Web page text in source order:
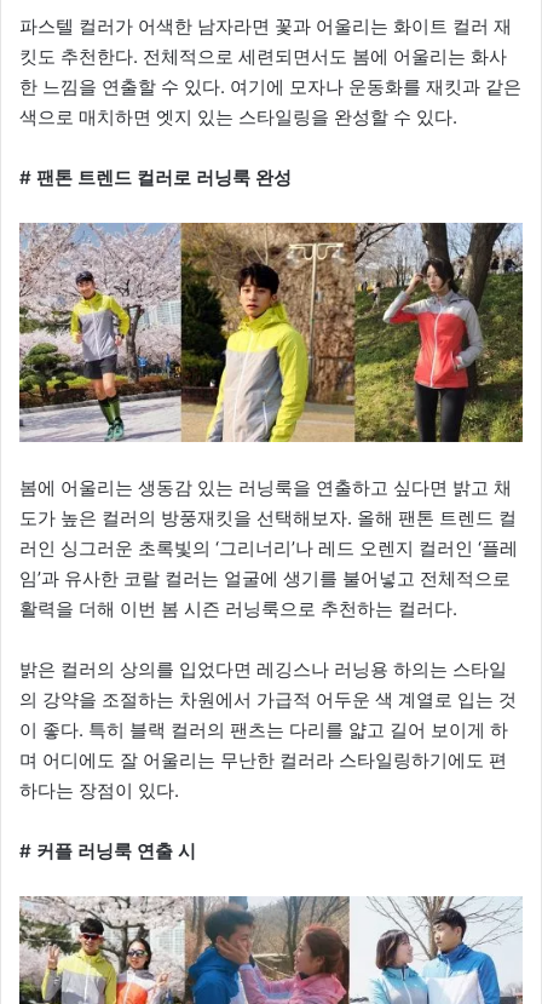
파스텔 컬러가 어색한 남자라면 꽃과 어울리는 화이트 컬러 재
킷도 추천한다. 전체적으로 세련되면서도 봄에 어울리는 화사
한 느낌을 연출할 수 있다. 여기에 모자나 운동화를 재킷과 같은
색으로 매치하면 엣지 있는 스타일링을 완성할 수 있다.
# 팬톤 트렌드 컬러로 러닝룩 완성
봄에 어울리는 생동감 있는 러닝룩을 연출하고 싶다면 밝고 채
도가 높은 컬러의 방풍재킷을 선택해보자. 올해 팬톤 트렌드 컬
러인 싱그러운 초록빛의 ‘그리너리’나 레드 오렌지 컬러인 ‘플레
임’과 유사한 코랄 컬러는 얼굴에 생기를 불어넣고 전체적으로
활력을 더해 이번 봄 시즌 러닝룩으로 추천하는 컬러다.
밝은 컬러의 상의를 입었다면 레깅스나 러닝용 하의는 스타일
의 강약을 조절하는 차원에서 가급적 어두운 색 계열로 입는 것
이 좋다. 특히 블랙 컬러의 팬츠는 다리를 얇고 길어 보이게 하
며 어디에도 잘 어울리는 무난한 컬러라 스타일링하기에도 편
하다는 장점이 있다.
# 커플 러닝룩 연출 시